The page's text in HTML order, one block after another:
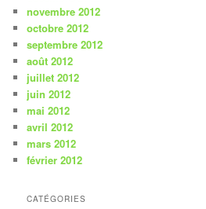
novembre 2012
octobre 2012
septembre 2012
août 2012
juillet 2012
juin 2012
mai 2012
avril 2012
mars 2012
février 2012
CATÉGORIES